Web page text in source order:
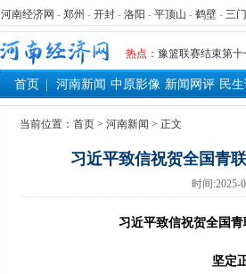
河南经济网 - 郑州 - 开封 - 洛阳 - 平顶山 - 鹤壁 - 三
热点：
“七一勋章”获得者
“建设社会主义现
豫篮联赛结束第
算力，正在重新“
河南省二十条硬
河南省主汛期防汛
从国家科技奖看
“几分钱”传言背
习近平出席国家
工业遗存上“长”
首页 河南新闻 中原影像 新闻网评 民
当前位置： 首页 > 河南新闻 > 正文
习近平致信祝贺全国青
时间:2025-
习近平致信祝贺全国青
坚定正